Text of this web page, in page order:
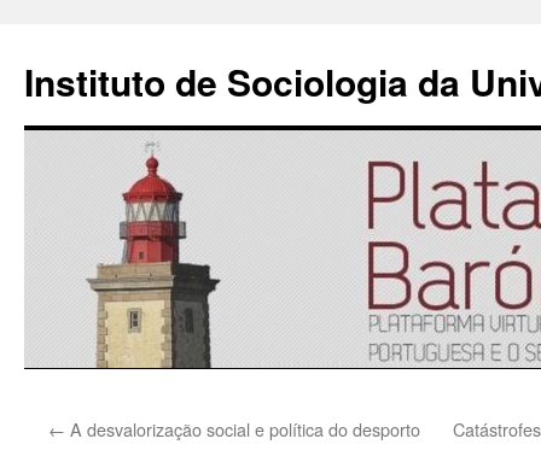
Instituto de Sociologia da
para
← A desvalorização social e política do desporto